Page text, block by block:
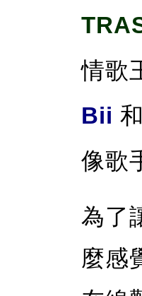
情歌
Bii 和
像歌
為了
麼感